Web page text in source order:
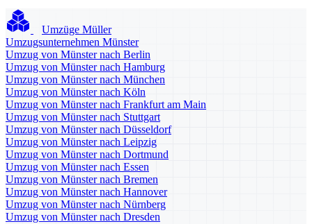
Umzüge Müller
Umzugsunternehmen Münster
Umzug von Münster nach Berlin
Umzug von Münster nach Hamburg
Umzug von Münster nach München
Umzug von Münster nach Köln
Umzug von Münster nach Frankfurt am Main
Umzug von Münster nach Stuttgart
Umzug von Münster nach Düsseldorf
Umzug von Münster nach Leipzig
Umzug von Münster nach Dortmund
Umzug von Münster nach Essen
Umzug von Münster nach Bremen
Umzug von Münster nach Hannover
Umzug von Münster nach Nürnberg
Umzug von Münster nach Dresden